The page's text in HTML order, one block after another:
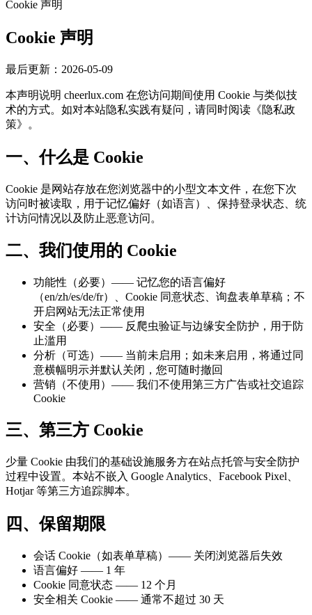
Cookie 声明
Cookie 声明
最后更新：2026-05-09
本声明说明 cheerlux.com 在您访问期间使用 Cookie 与类似技
术的方式。如对本站隐私实践有疑问，请同时阅读《隐私政
策》。
一、什么是 Cookie
Cookie 是网站存放在您浏览器中的小型文本文件，在您下次
访问时被读取，用于记忆偏好（如语言）、保持登录状态、统
计访问情况以及防止恶意访问。
二、我们使用的 Cookie
功能性（必要）—— 记忆您的语言偏好
（en/zh/es/de/fr）、Cookie 同意状态、询盘表单草稿；不
开启网站无法正常使用
安全（必要）—— 反爬虫验证与边缘安全防护，用于防
止滥用
分析（可选）—— 当前未启用；如未来启用，将通过同
意横幅明示并默认关闭，您可随时撤回
营销（不使用）—— 我们不使用第三方广告或社交追踪
Cookie
三、第三方 Cookie
少量 Cookie 由我们的基础设施服务方在站点托管与安全防护
过程中设置。本站不嵌入 Google Analytics、Facebook Pixel、
Hotjar 等第三方追踪脚本。
四、保留期限
会话 Cookie（如表单草稿）—— 关闭浏览器后失效
语言偏好 —— 1 年
Cookie 同意状态 —— 12 个月
安全相关 Cookie —— 通常不超过 30 天